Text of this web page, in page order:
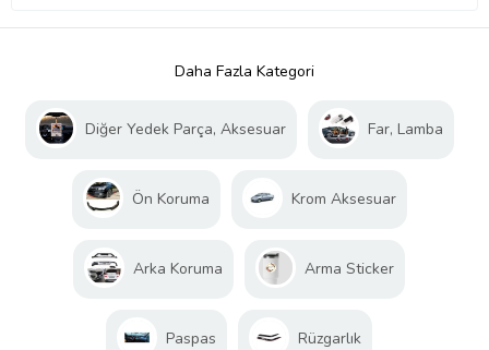
Daha Fazla Kategori
Diğer Yedek Parça, Aksesuar Far, Lamba
Ön Koruma Krom Aksesuar
Arka Koruma Arma Sticker
Paspas Rüzgarlık